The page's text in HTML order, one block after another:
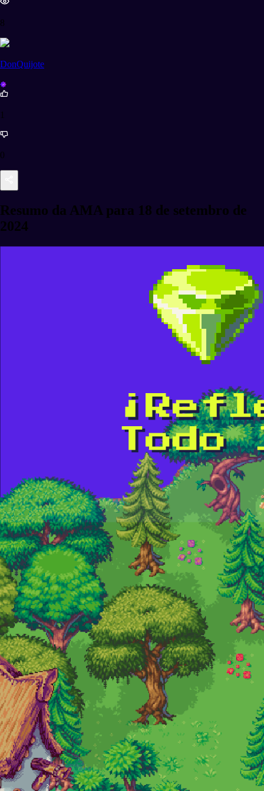
8
DonQuijote
1
0
Resumo da AMA para 18 de setembro de
2024